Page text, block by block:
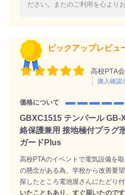
ださい。またのご利用を心より
ピックアップレビュ
高校PTA
購入確認
価格について
GBXC1515 テンパール GB-
絡保護兼用 接地極付プラグ
ガードPlus
高校PTAのイベントで電気設備を
の懸念がある為、学校から改善要
探したところ電池屋さんにたどり付
いたこともあり、すぐ届いたので